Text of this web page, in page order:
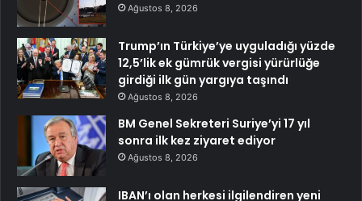
Ağustos 8, 2026
Trump’ın Türkiye’ye uyguladığı yüzde
12,5’lik ek gümrük vergisi yürürlüğe
girdiği ilk gün yargıya taşındı
Ağustos 8, 2026
BM Genel Sekreteri Suriye’yi 17 yıl
sonra ilk kez ziyaret ediyor
Ağustos 8, 2026
IBAN’ı olan herkesi ilgilendiren yeni